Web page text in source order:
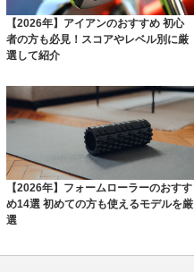
【2026年】アイアンのおすすめ 初心
者の方も必見！スコアやレベル別に厳
選して紹介
【2026年】フォームローラーのおすす
め14選 初めての方も使えるモデルを厳
選